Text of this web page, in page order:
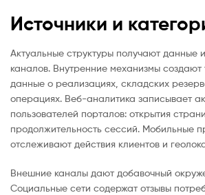
Источники и
Актуальные структуры получают данные
каналов. Внутренние механизмы
данные о реализациях, складских
операциях. Веб-аналитика записывает
пользователей порталов: открытия
продолжительность сессий. Мобильные
отслеживают действия клиентов и
Внешние каналы дают добавочный
Социальные сети содержат отзывы